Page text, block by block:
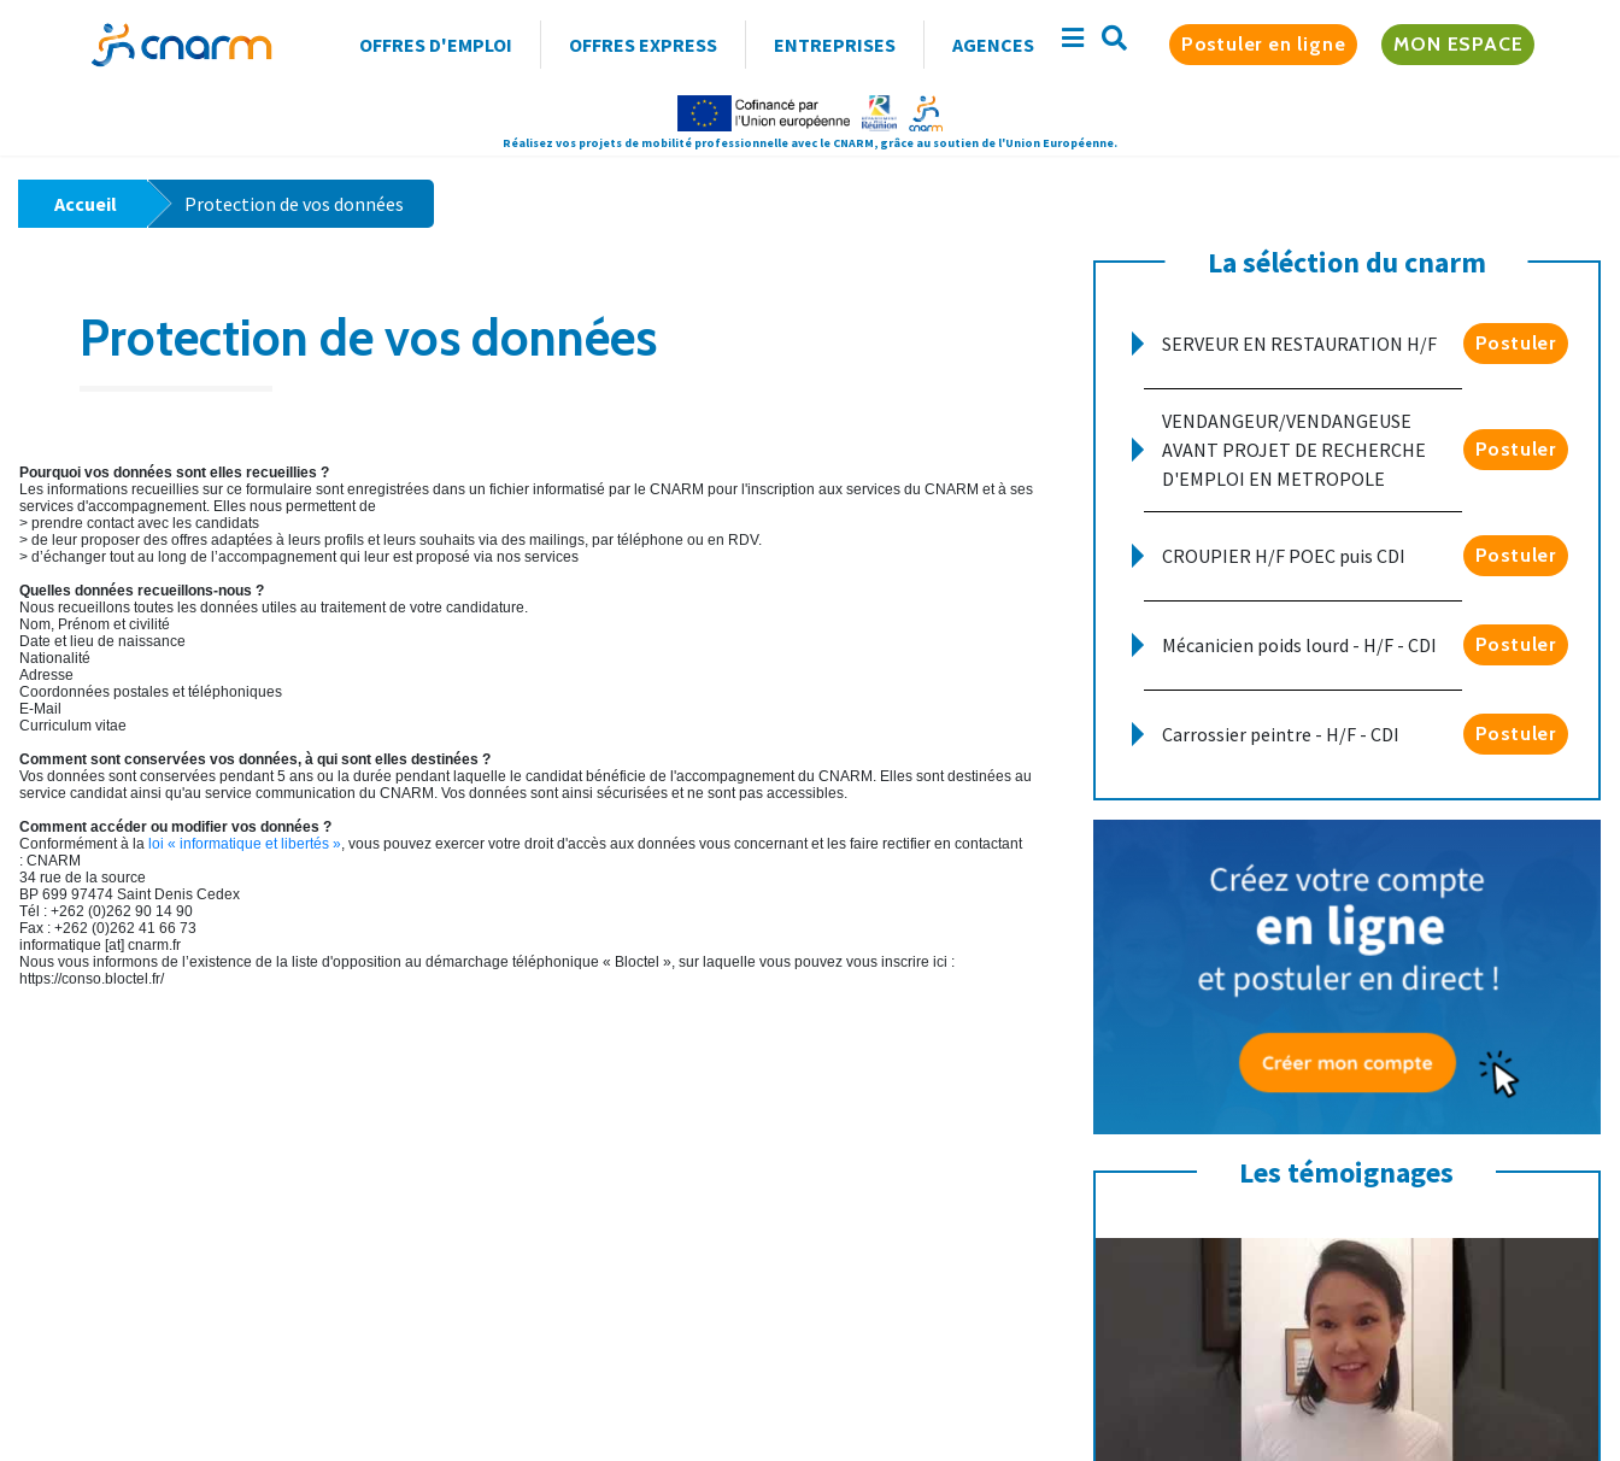
OFFRES D'EMPLOI OFFRES EXPRESS ENTREPRISES AGENCES Postuler en ligne MON ESPACE
Réalisez vos projets de mobilité professionnelle avec le CNARM, grâce au soutien de l'Union Européenne.
Accueil Protection de vos données
Protection de vos données
Pourquoi vos données sont elles recueillies ?
Les informations recueillies sur ce formulaire sont enregistrées dans un fichier informatisé par le CNARM pour l'inscription aux services du CNARM et à ses
services d'accompagnement. Elles nous permettent de
> prendre contact avec les candidats
> de leur proposer des offres adaptées à leurs profils et leurs souhaits via des mailings, par téléphone ou en RDV.
> d’échanger tout au long de l’accompagnement qui leur est proposé via nos services
Quelles données recueillons-nous ?
Nous recueillons toutes les données utiles au traitement de votre candidature.
Nom, Prénom et civilité
Date et lieu de naissance
Nationalité
Adresse
Coordonnées postales et téléphoniques
E-Mail
Curriculum vitae
Comment sont conservées vos données, à qui sont elles destinées ?
Vos données sont conservées pendant 5 ans ou la durée pendant laquelle le candidat bénéficie de l'accompagnement du CNARM. Elles sont destinées au
service candidat ainsi qu'au service communication du CNARM. Vos données sont ainsi sécurisées et ne sont pas accessibles.
Comment accéder ou modifier vos données ?
Conformément à la loi « informatique et libertés », vous pouvez exercer votre droit d'accès aux données vous concernant et les faire rectifier en contactant
: CNARM
34 rue de la source
BP 699 97474 Saint Denis Cedex
Tél : +262 (0)262 90 14 90
Fax : +262 (0)262 41 66 73
informatique [at] cnarm.fr
Nous vous informons de l’existence de la liste d'opposition au démarchage téléphonique « Bloctel », sur laquelle vous pouvez vous inscrire ici :
https://conso.bloctel.fr/
La séléction du cnarm
SERVEUR EN RESTAURATION H/F Postuler
VENDANGEUR/VENDANGEUSE
AVANT PROJET DE RECHERCHE
D'EMPLOI EN METROPOLE
Postuler
CROUPIER H/F POEC puis CDI Postuler
Mécanicien poids lourd - H/F - CDI Postuler
Carrossier peintre - H/F - CDI Postuler
Les témoignages